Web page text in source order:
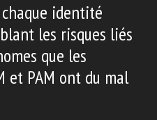
identité
les risques liés
que les
et PAM ont du mal